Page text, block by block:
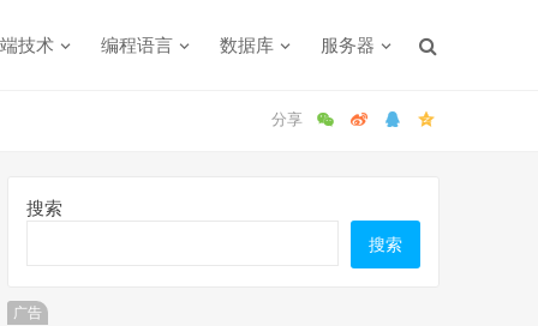
技术 编程语言 数据库 服务器
搜索
搜索
广告